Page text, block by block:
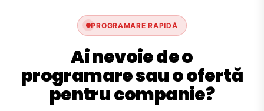
PROGRAMARE RAPIDĂ
Ai nevoie de o
programare sau o ofertă
pentru companie?